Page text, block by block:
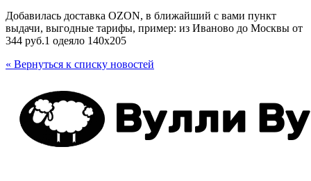
Добавилась доставка OZON, в ближайший с вами пункт
выдачи, выгодные тарифы, пример: из Иваново до Москвы от
344 руб.1 одеяло 140х205
« Вернуться к списку новостей